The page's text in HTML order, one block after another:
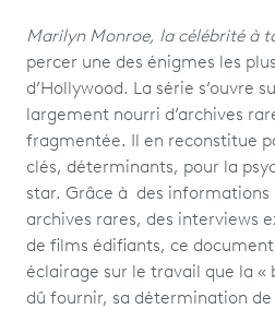
Marilyn Monroe, la célébrité à
percer une des énigmes les
d’Hollywood. La série s’ouvre
largement nourri d’archives
fragmentée. Il en reconstitue
clés, déterminants, pour la
star. Grâce à des informations
archives rares, des interviews
de films édifiants, ce
éclairage sur le travail que la «
dû fournir, sa détermination